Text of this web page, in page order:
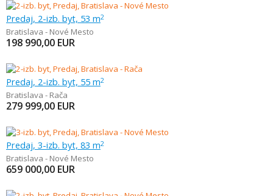
Predaj, 2-izb. byt, 53 m2
Bratislava - Nové Mesto
198 990,00 EUR
Predaj, 2-izb. byt, 55 m2
Bratislava - Rača
279 999,00 EUR
Predaj, 3-izb. byt, 83 m2
Bratislava - Nové Mesto
659 000,00 EUR